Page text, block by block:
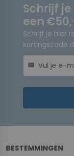
Schrijf
een
Schrijf je hier
kortingscode
mail
BESTEMMINGEN